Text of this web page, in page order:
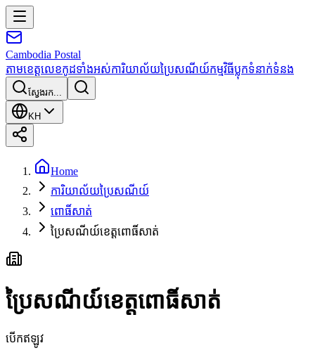
Cambodia Postal
តាមខេត្តលេខកូដទាំងអស់ការិយាល័យប្រៃសណីយ៍កម្មវិធីប្លុកទំនាក់ទំនង
ស្វែងរក...
KH
Home
ការិយាល័យប្រៃសណីយ៍
ពោធិ៍សាត់
ប្រៃសណីយ៍ខេត្តពោធិ៍សាត់
ប្រៃសណីយ៍ខេត្តពោធិ៍សាត់
បើកឥឡូវ